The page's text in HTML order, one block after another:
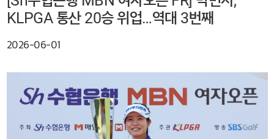
KLPGA 통산 20승 위업…역대 3번째
2026-06-01